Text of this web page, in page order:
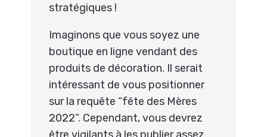
stratégiques !
Imaginons que vous soyez une
boutique en ligne vendant des
produits de décoration. Il serait
intéressant de vous positionner
sur la requête “fête des Mères
2022”. Cependant, vous devrez